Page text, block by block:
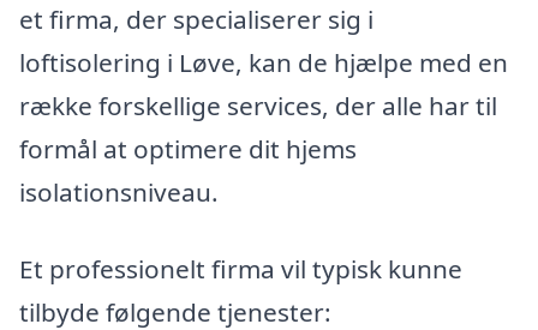
et firma, der specialiserer sig i
loftisolering i Løve, kan de hjælpe med en
række forskellige services, der alle har til
formål at optimere dit hjems
isolationsniveau.
Et professionelt firma vil typisk kunne
tilbyde følgende tjenester: